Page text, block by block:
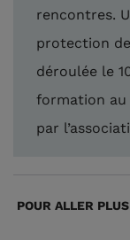
rencontres.
protection
déroulée le
formation au
par
POUR ALLER